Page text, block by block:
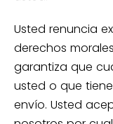
Usted renuncia
derechos
garantiza que
usted o que
envío. Usted